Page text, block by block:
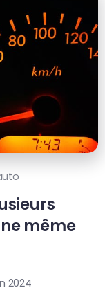
même
2024